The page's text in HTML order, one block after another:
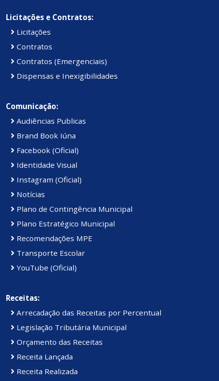
Licitações e Contratos:
Licitações
Contratos
Contratos (Emergenciais)
Dispensas e Inexigibilidades
Comunicação:
Audiências Publicas
Brand Book Iúna
Facebook (Oficial)
Identidade Visual
Instagram (Oficial)
Notícias
Plano de Contingência Municipal
Plano Estratégico Municipal
Recomendações MPE
Transporte Escolar
YouTube (Oficial)
Receitas:
Arrecadação das Receitas por Percentual
Legislação Tributária Municipal
Orçamento das Receitas
Receita Lançada
Receita Realizada